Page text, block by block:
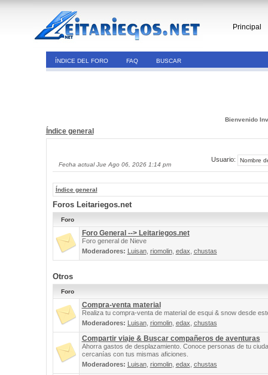
Principal
ÍNDICE DEL FORO FAQ BUSCAR
Bienvenido
Índice general
Fecha actual Jue Ago 06, 2026 1:14 pm
Usuario:
Índice general
Foros Leitariegos.net
Foro
Foro General --> Leitariegos.net
Foro general de Nieve
Moderadores: Luisan, riomolin, edax chustas
Otros
Foro
Compra-venta material
Realiza tu compra-venta de material de esqui & snow desde
Moderadores: Luisan, riomolin, edax chustas
Compartir viaje & Buscar compañeros de aventuras
Ahorra gastos de desplazamiento. Conoce personas de tu
cercanías con tus mismas aficiones.
Moderadores: Luisan, riomolin, edax chustas